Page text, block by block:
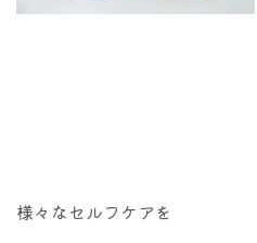
様々なセルフケアを